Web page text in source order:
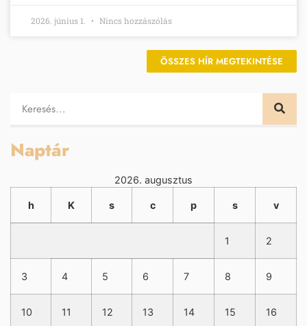
2026. június 1. Nincs hozzászólás
ÖSSZES HÍR MEGTEKINTÉSE
Naptár
2026. augusztus
h K s c p s v
1 2
3 4 5 6 7 8 9
10 11 12 13 14 15 16